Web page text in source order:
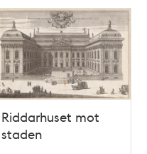
Riddarhuset mot
staden